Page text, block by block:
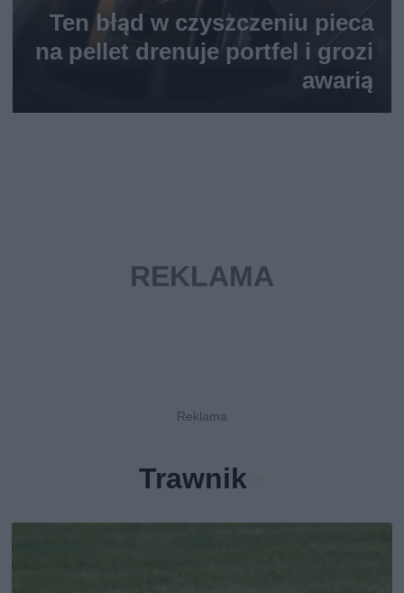
Ten błąd w czyszczeniu pieca
na pellet drenuje portfel i grozi
awarią
Trawnik